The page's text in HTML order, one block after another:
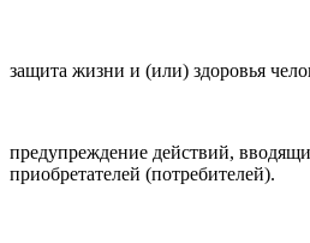
защита жизни и (или) здоровья
предупреждение действий,
приобретателей (потребителей).